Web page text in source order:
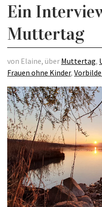
Ein
Muttertag
von Elaine, über Muttertag,
Frauen ohne Kinder,